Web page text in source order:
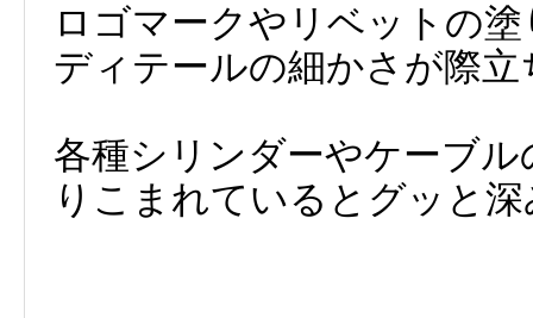
ロゴマークやリベットの
ディテールの細かさが際立
各種シリンダーやケーブ
りこまれているとグッと